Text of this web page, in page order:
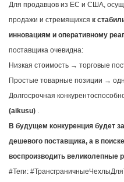
Для продавцов из ЕС и США,
продажи и стремящихся к
инновациям и оперативному
поставщика очевидна:
Низкая стоимость → торговые
Простые товарные позиции →
Долгосрочная
(aikusu) .
В будущем конкуренция будет
дешевого поставщика, а в
воспроизводить великолепные
#Теги: